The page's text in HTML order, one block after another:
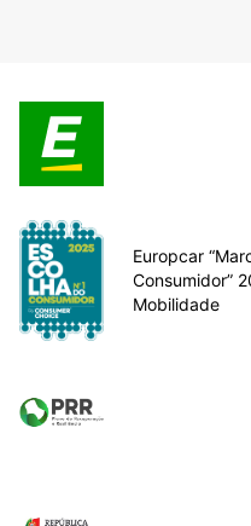
Europcar
Consumidor”
Mobilidade